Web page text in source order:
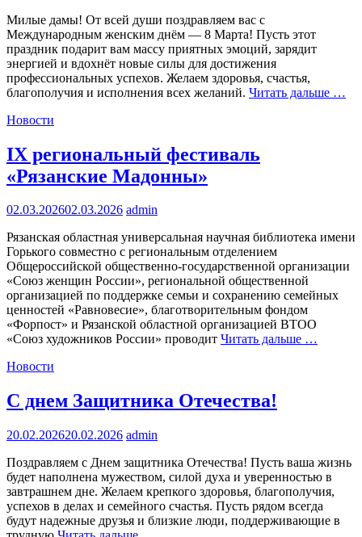
Милые дамы! От всей души поздравляем вас с
Международным женским днём — 8 Марта! Пусть этот
праздник подарит вам массу приятных эмоций, зарядит
энергией и вдохнёт новые силы для достижения
профессиональных успехов. Желаем здоровья, счастья,
благополучия и исполнения всех желаний. Читать дальше …
Новости
IX региональный фестиваль
«Рязанские Мадонны»
02.03.202602.03.2026 admin
Рязанская областная универсальная научная библиотека имени
Горького совместно с региональным отделением
Общероссийской общественно-государственной организации
«Союз женщин России», региональной общественной
организацией по поддержке семьи и сохранению семейных
ценностей «Равновесие», благотворительным фондом
«Форпост» и Рязанской областной организацией ВТОО
«Союз художников России» проводит Читать дальше …
Новости
С днем Защитника Отечества!
20.02.202620.02.2026 admin
Поздравляем с Днем защитника Отечества! Пусть ваша жизнь
будет наполнена мужеством, силой духа и уверенностью в
завтрашнем дне. Желаем крепкого здоровья, благополучия,
успехов в делах и семейного счастья. Пусть рядом всегда
будут надежные друзья и близкие люди, поддерживающие в